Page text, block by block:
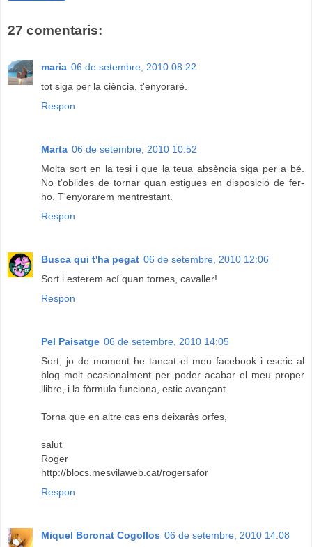
27 comentaris:
maria 06 de setembre, 2010 08:22
tot siga per la ciència, t'enyoraré.
Respon
Marta 06 de setembre, 2010 10:52
Molta sort en la tesi i que la teua absència siga per a bé.
No t'oblides de tornar quan estigues en disposició de fer-
ho. T'enyorarem mentrestant.
Respon
Busca qui t'ha pegat 06 de setembre, 2010 12:06
Sort i esterem ací quan tornes, cavaller!
Respon
Pel Paisatge 06 de setembre, 2010 14:05
Sort, jo de moment he tancat el meu facebook i escric al
blog molt ocasionalment per poder acabar el meu proper
llibre, i la fòrmula funciona, estic avançant.
Torna que en altre cas ens deixaràs orfes,
salut
Roger
http://blocs.mesvilaweb.cat/rogersafor
Respon
Miquel Boronat Cogollos 06 de setembre, 2010 14:08